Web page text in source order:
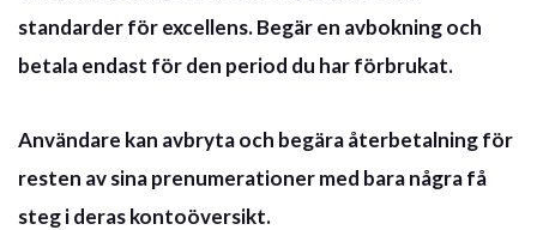
standarder för excellens. Begär en avbokning och
betala endast för den period du har förbrukat.
Användare kan avbryta och begära återbetalning för
resten av sina prenumerationer med bara några få
steg i deras kontoöversikt.